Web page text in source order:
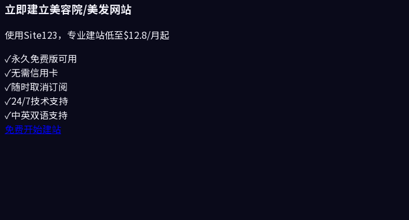
立即建立美容院/美发网站
使用Site123，专业建站低至$12.8/月起
✓永久免费版可用
✓无需信用卡
✓随时取消订阅
✓24/7技术支持
✓中英双语支持
免费开始建站